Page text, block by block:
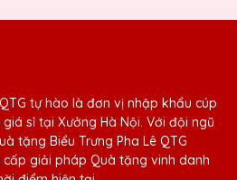
Pha Lê QTG đã mang
phẩm cúp pha lê chất lượng
tự hào là đơn vị nhập khẩu cúp
sỉ tại Xưởng Hà Nội. Với đội ngũ
tặng Biểu Trưng Pha Lê QTG
giải pháp Quà tặng vinh danh